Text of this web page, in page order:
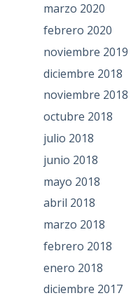
marzo 2020
febrero 2020
noviembre 2019
diciembre 2018
noviembre 2018
octubre 2018
julio 2018
junio 2018
mayo 2018
abril 2018
marzo 2018
febrero 2018
enero 2018
diciembre 2017